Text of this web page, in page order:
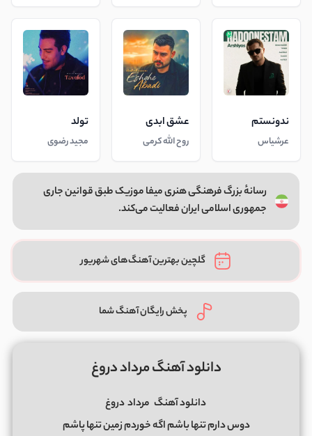
ندونستم
عرشیاس
عشق ابدی
روح الله کرمی
تولد
مجید رضوی
رسانهٔ بزرگ فرهنگی هنری میفا موزیک طبق قوانین جاری
جمهوری اسلامی ایران فعالیت می‌کند.
گلچین بهترین آهنگ‌های شهریور
پخش رایگان آهنگ شما
دانلود آهنگ مرداد دروغ
دانلود آهنگ مرداددروغ
دوس دارم تنها باشم اگه خوردم زمین تنها پاشم